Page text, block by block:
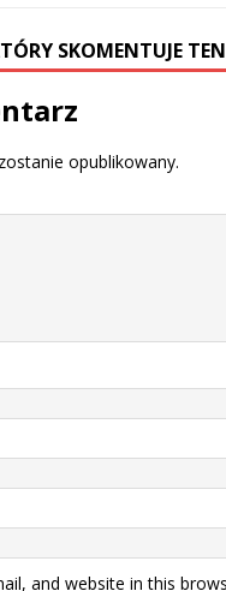
SKOMENTUJE
opublikowany.
and website in this